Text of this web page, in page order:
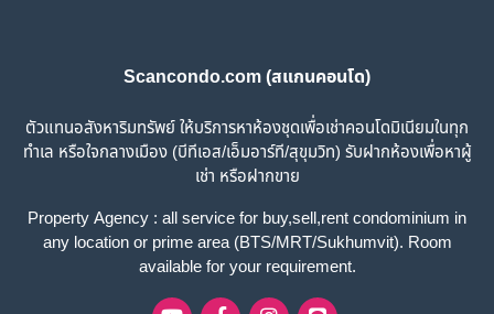
Scancondo.com (สแกนคอนโด)
ตัวแทนอสังหาริมทรัพย์ ให้บริการหาห้องชุดเพื่อเช่าคอนโดมิเนียมในทุก
ทำเล หรือใจกลางเมือง (บีทีเอส/เอ็มอาร์ที/สุขุมวิท) รับฝากห้องเพื่อหาผู้
เช่า หรือฝากขาย
Property Agency : all service for buy,sell,rent condominium in
any location or prime area (BTS/MRT/Sukhumvit). Room
available for your requirement.